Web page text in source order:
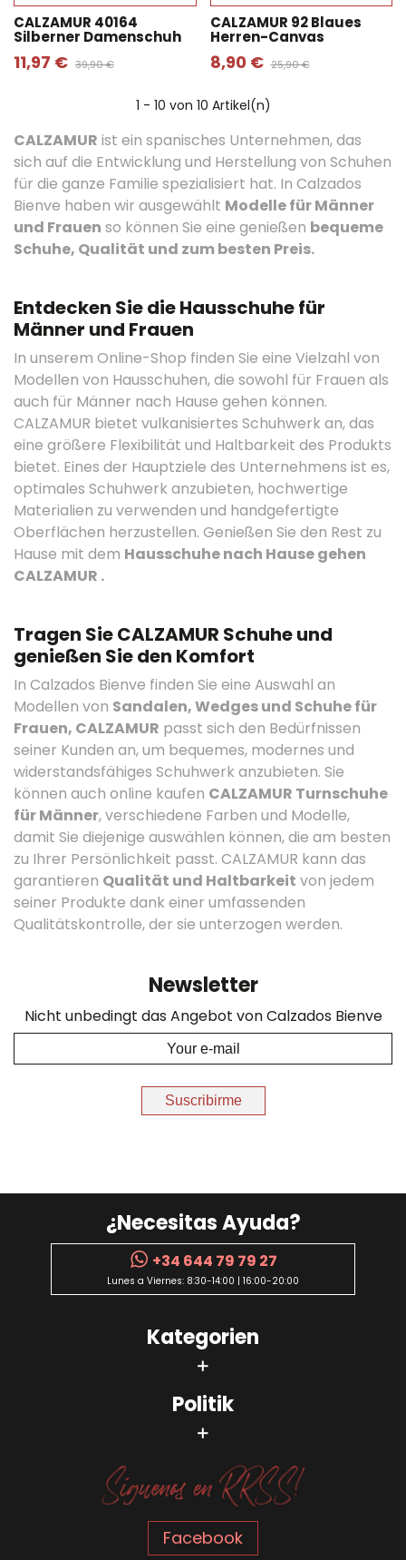
CALZAMUR 40164
Silberner Damenschuh
11,97 € 39,90 €
CALZAMUR 92 Blaues
Herren-Canvas
8,90 € 25,90 €
1 - 10 von 10 Artikel(n)
CALZAMUR ist ein spanisches Unternehmen, das
sich auf die Entwicklung und Herstellung von Schuhen
für die ganze Familie spezialisiert hat. In Calzados
Bienve haben wir ausgewählt Modelle für Männer
und Frauen so können Sie eine genießen bequeme
Schuhe, Qualität und zum besten Preis.
Entdecken Sie die Hausschuhe für
Männer und Frauen
In unserem Online-Shop finden Sie eine Vielzahl von
Modellen von Hausschuhen, die sowohl für Frauen als
auch für Männer nach Hause gehen können.
CALZAMUR bietet vulkanisiertes Schuhwerk an, das
eine größere Flexibilität und Haltbarkeit des Produkts
bietet. Eines der Hauptziele des Unternehmens ist es,
optimales Schuhwerk anzubieten, hochwertige
Materialien zu verwenden und handgefertigte
Oberflächen herzustellen. Genießen Sie den Rest zu
Hause mit dem Hausschuhe nach Hause gehen
CALZAMUR .
Tragen Sie CALZAMUR Schuhe und
genießen Sie den Komfort
In Calzados Bienve finden Sie eine Auswahl an
Modellen von Sandalen, Wedges und Schuhe für
Frauen, CALZAMUR passt sich den Bedürfnissen
seiner Kunden an, um bequemes, modernes und
widerstandsfähiges Schuhwerk anzubieten. Sie
können auch online kaufen CALZAMUR Turnschuhe
für Männer, verschiedene Farben und Modelle,
damit Sie diejenige auswählen können, die am besten
zu Ihrer Persönlichkeit passt. CALZAMUR kann das
garantieren Qualität und Haltbarkeit von jedem
seiner Produkte dank einer umfassenden
Qualitätskontrolle, der sie unterzogen werden.
Newsletter
Nicht unbedingt das Angebot von Calzados Bienve
Suscribirme
¿Necesitas Ayuda?
+34 644 79 79 27
Lunes a Viernes: 8:30-14:00 | 16:00-20:00
Kategorien
Politik
Facebook